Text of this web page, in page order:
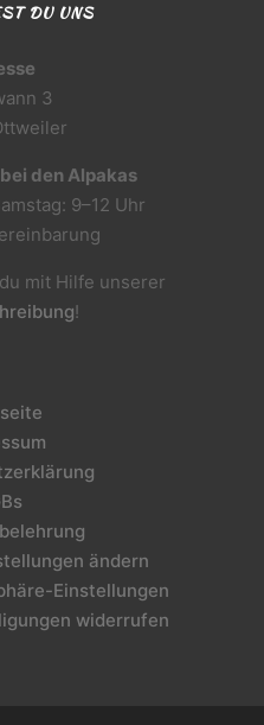
DU UNS
3
den Alpakas
9–12 Uhr
mit Hilfe unserer
!
ändern
Einstellungen
widerrufen